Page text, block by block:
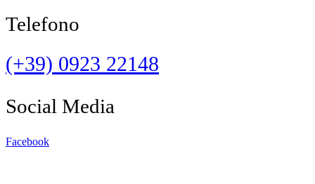
Telefono
(+39) 0923 22148
Social Media
Facebook